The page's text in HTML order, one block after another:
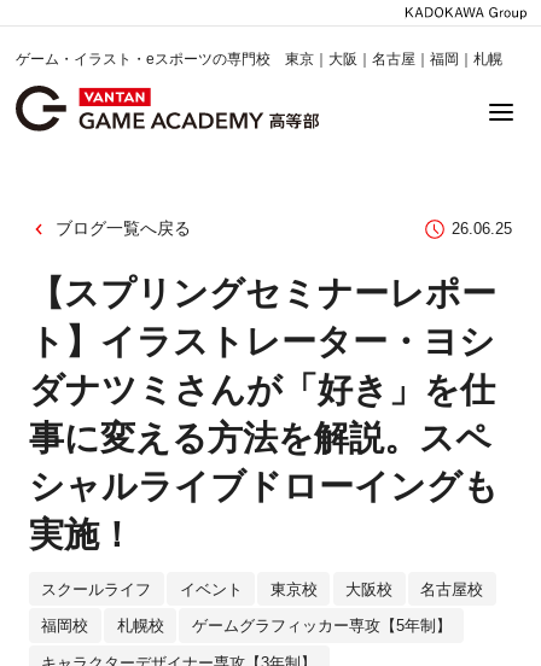
ゲーム・イラスト・eスポーツの専門校 東京｜大阪｜名古屋｜福岡｜札幌
ブログ一覧へ戻る 26.06.25
【スプリングセミナーレポー
ト】イラストレーター・ヨシ
ダナツミさんが「好き」を仕
事に変える方法を解説。スペ
シャルライブドローイングも
実施！
スクールライフ イベント 東京校 大阪校 名古屋校
福岡校 札幌校 ゲームグラフィッカー専攻【5年制】